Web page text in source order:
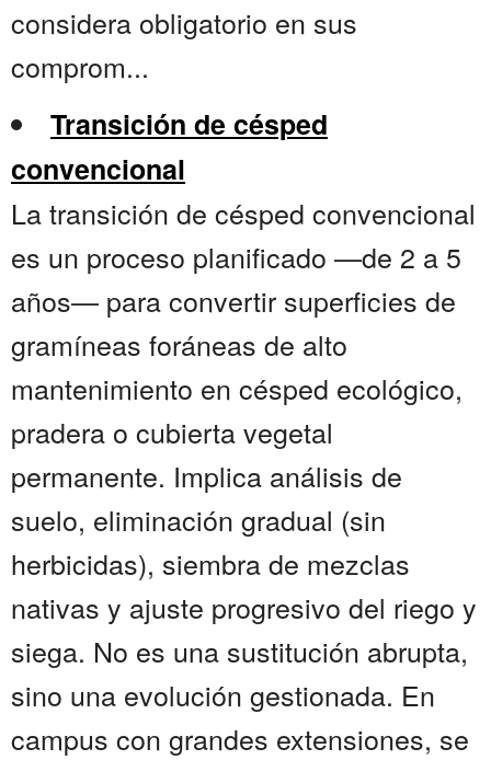
considera obligatorio en sus
comprom...
Transición de césped
convencional
La transición de césped convencional
es un proceso planificado —de 2 a 5
años— para convertir superficies de
gramíneas foráneas de alto
mantenimiento en césped ecológico,
pradera o cubierta vegetal
permanente. Implica análisis de
suelo, eliminación gradual (sin
herbicidas), siembra de mezclas
nativas y ajuste progresivo del riego y
siega. No es una sustitución abrupta,
sino una evolución gestionada. En
campus con grandes extensiones, se